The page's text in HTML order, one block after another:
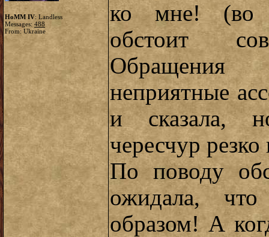
HoMM IV: Landless
Messages: 488
From: Ukraine
ко мне! (во
обстоит
Обращения
неприятные
и сказала,
чересчур
По поводу
ожидала,
образом! А